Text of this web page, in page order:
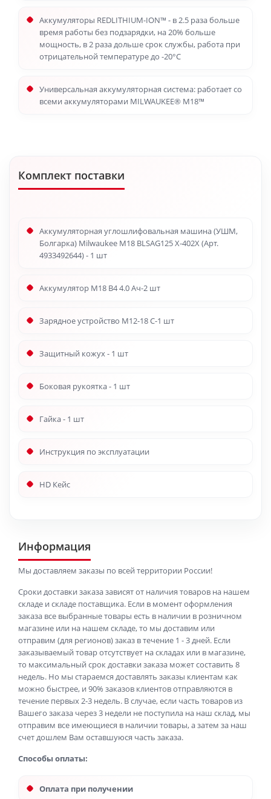
Аккумуляторы REDLITHIUM-ION™ - в 2.5 раза больше
время работы без подзарядки, на 20% больше
мощность, в 2 раза дольше срок службы, работа при
отрицательной температуре до -20°С
Универсальная аккумуляторная система: работает со
всеми аккумуляторами MILWAUKEE® M18™
Комплект поставки
Аккумуляторная углошлифовальная машина (УШМ,
Болгарка) Milwaukee M18 BLSAG125 X-402X (Арт.
4933492644) - 1 шт
Аккумулятор M18 B4 4.0 Ач-2 шт
Зарядное устройство M12-18 C-1 шт
Защитный кожух - 1 шт
Боковая рукоятка - 1 шт
Гайка - 1 шт
Инструкция по эксплуатации
HD Кейс
Информация
Мы доставляем заказы по всей территории России!
Сроки доставки заказа зависят от наличия товаров на нашем
складе и складе поставщика. Если в момент оформления
заказа все выбранные товары есть в наличии в розничном
магазине или на нашем складе, то мы доставим или
отправим (для регионов) заказ в течение 1 - 3 дней. Если
заказываемый товар отсутствует на складах или в магазине,
то максимальный срок доставки заказа может составить 8
недель. Но мы стараемся доставлять заказы клиентам как
можно быстрее, и 90% заказов клиентов отправляются в
течение первых 2-3 недель. В случае, если часть товаров из
Вашего заказа через 3 недели не поступила на наш склад, мы
отправим все имеющиеся в наличии товары, а затем за наш
счет дошлем Вам оставшуюся часть заказа.
Способы оплаты:
Оплата при получении